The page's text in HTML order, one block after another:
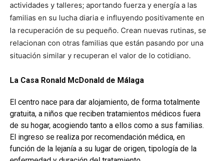
actividades y talleres; aportando fuerza y energía a las
familias en su lucha diaria e influyendo positivamente en
la recuperación de su pequeño. Crean nuevas rutinas, se
relacionan con otras familias que están pasando por una
situación similar y recuperan el valor de lo cotidiano.
La Casa Ronald McDonald de Málaga
El centro nace para dar alojamiento, de forma totalmente
gratuita, a niños que reciben tratamientos médicos fuera
de su hogar, acogiendo tanto a ellos como a sus familias.
El ingreso se realiza por recomendación médica, en
función de la lejanía a su lugar de origen, tipología de la